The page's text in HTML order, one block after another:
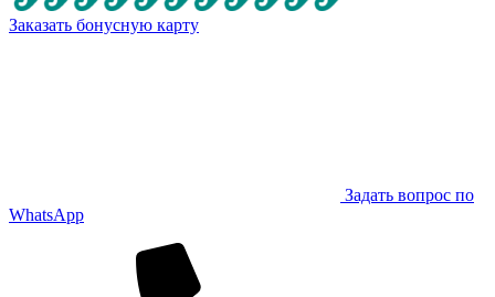
Заказать бонусную карту
Задать вопрос по
WhatsApp